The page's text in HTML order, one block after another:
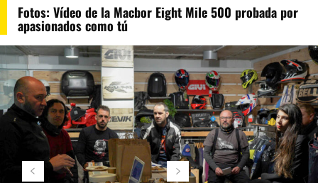
Fotos: Vídeo de la Macbor Eight Mile 500 probada por
apasionados como tú